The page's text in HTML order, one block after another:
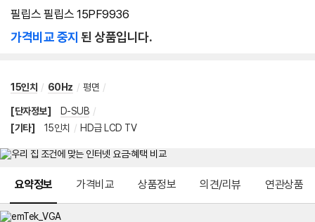
필립스 필립스 15PF9936
가격비교 중지 된 상품입니다.
15인치 / 60Hz / 평면 /
[단자정보] D-SUB /
[기타]
15인치 / HD급 LCD TV
요약정보 가격비교 상품정보 의견/리뷰 연관상품